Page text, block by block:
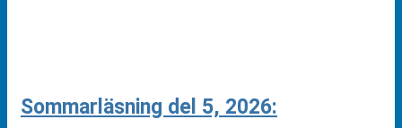
Sommarläsning del 5, 2026: